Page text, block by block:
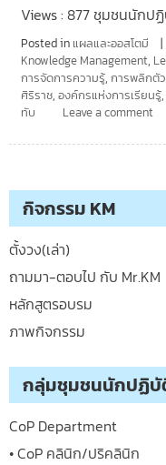
Views : 877 ชุมชนนักป
Posted in แผลและออสโตมี
Knowledge Management,
การจัดการความรู้, การพลิกตั
ศิริราช, องค์กรแห่งการเรียนรู้,
ทับ
Leave a comment
กิจกรรม KM
ตั้งวง(เล่า)
ถามมา-ตอบไป กับ Mr.KM
หลักสูตรอบรม
ภาพกิจกรรม
กลุ่มชุมชนนักปฏิบั
CoP Department
• CoP คลินิก/ปริคลินิก